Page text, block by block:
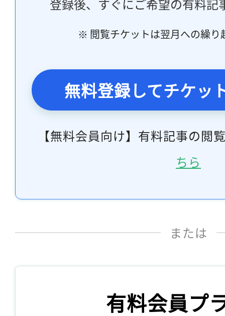
登録後、すぐにご希望の有料記
※ 閲覧チケットは翌月への繰り
無料登録してチケッ
【無料会員向け】有料記事の閲
ちら
または
有料会員プ